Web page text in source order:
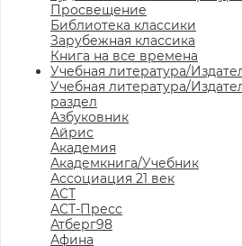
Просвещение
Библиотека классики
Зарубежная классика
Книга на все времена
Учебная литература/
Учебная литература/
раздел
Азбуковник
Айрис
Академия
Академкнига/Учебник
Ассоциация 21 век
АСТ
АСТ-Пресс
Атберг98
Афина